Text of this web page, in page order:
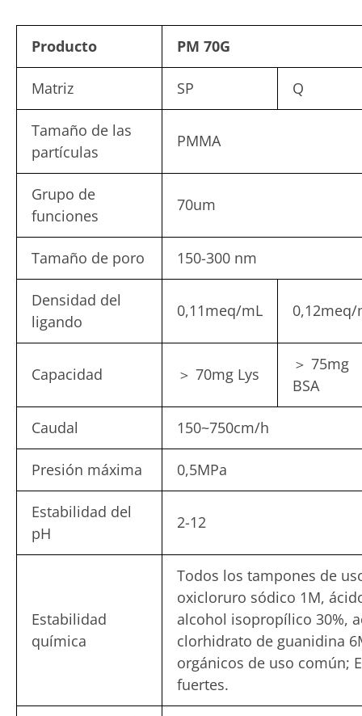
Producto PM 70G
Matriz SP Q
Tamaño de las
partículas
PMMA
Grupo de
funciones
70um
Tamaño de poro 150-300 nm
Densidad del
ligando
0,11meq/mL 0,12meq/
Capacidad ＞ 70mg Lys
＞ 75mg
BSA
Caudal 150~750cm/h
Presión máxima 0,5MPa
Estabilidad del
pH
2-12
Estabilidad
química
Todos los tampones de
oxicloruro sódico 1M,
alcohol isopropílico 30%,
clorhidrato de guanidina
orgánicos de uso común;
fuertes.